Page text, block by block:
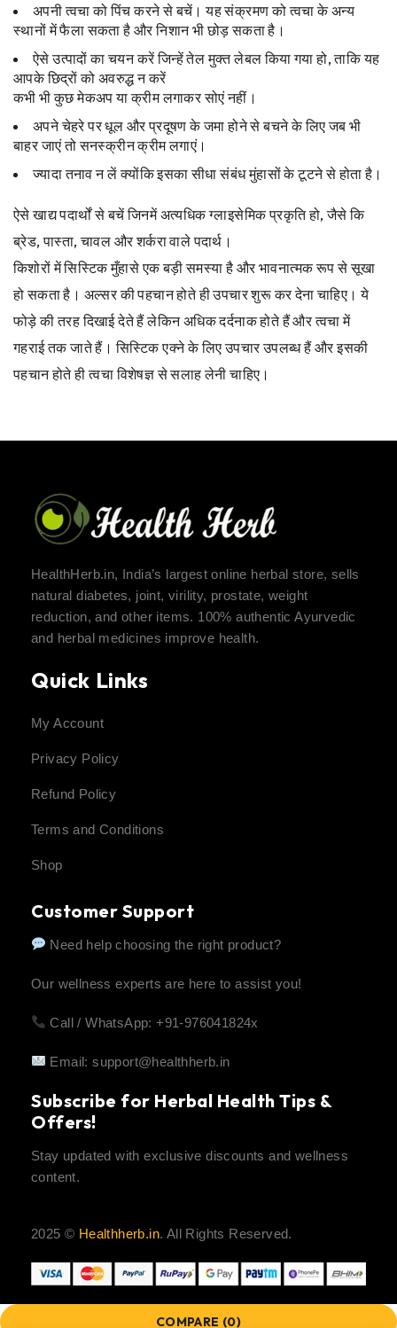
अपनी त्वचा को पिंच करने से बचें। यह संक्रमण को त्वचा के अन्य
स्थानों में फैला सकता है और निशान भी छोड़ सकता है।
ऐसे उत्पादों का चयन करें जिन्हें तेल मुक्त लेबल किया गया हो, ताकि यह
आपके छिद्रों को अवरुद्ध न करें
कभी भी कुछ मेकअप या क्रीम लगाकर सोएं नहीं।
अपने चेहरे पर धूल और प्रदूषण के जमा होने से बचने के लिए जब भी
बाहर जाएं तो सनस्क्रीन क्रीम लगाएं।
ज्यादा तनाव न लें क्योंकि इसका सीधा संबंध मुंहासों के टूटने से होता है।
ऐसे खाद्य पदार्थों से बचें जिनमें अत्यधिक ग्लाइसेमिक प्रकृति हो, जैसे कि
ब्रेड, पास्ता, चावल और शर्करा वाले पदार्थ।
किशोरों में सिस्टिक मुँहासे एक बड़ी समस्या है और भावनात्मक रूप से सूखा
हो सकता है। अल्सर की पहचान होते ही उपचार शुरू कर देना चाहिए। ये
फोड़े की तरह दिखाई देते हैं लेकिन अधिक दर्दनाक होते हैं और त्वचा में
गहराई तक जाते हैं। सिस्टिक एक्ने के लिए उपचार उपलब्ध हैं और इसकी
पहचान होते ही त्वचा विशेषज्ञ से सलाह लेनी चाहिए।
HealthHerb.in, India’s largest online herbal store, sells
natural diabetes, joint, virility, prostate, weight
reduction, and other items. 100% authentic Ayurvedic
and herbal medicines improve health.
Quick Links
My Account
Privacy Policy
Refund Policy
Terms and Conditions
Shop
Customer Support
Need help choosing the right product?
Our wellness experts are here to assist you!
Call / WhatsApp: +91-976041824x
Email:support@healthherb.in
Subscribe for Herbal Health Tips &
Offers!
Stay updated with exclusive discounts and wellness
content.
2025 © Healthherb.in. All Rights Reserved.
COMPARE (0)